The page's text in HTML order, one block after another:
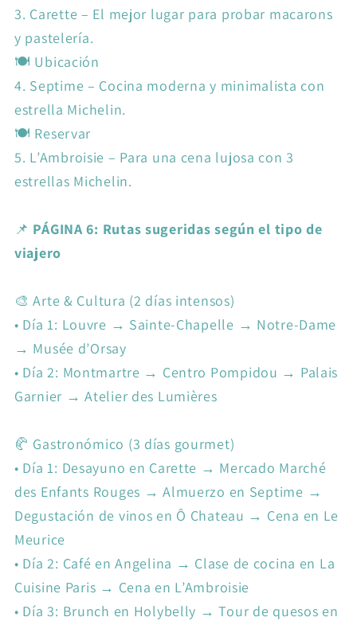
3. Carette – El mejor lugar para probar macarons
y pastelería.
🍽️ Ubicación
4. Septime – Cocina moderna y minimalista con
estrella Michelin.
🍽️ Reservar
5. L’Ambroisie – Para una cena lujosa con 3
estrellas Michelin.
📌 PÁGINA 6: Rutas sugeridas según el tipo de
viajero
🎨 Arte & Cultura (2 días intensos)
• Día 1: Louvre → Sainte-Chapelle → Notre-Dame
→ Musée d’Orsay
• Día 2: Montmartre → Centro Pompidou → Palais
Garnier → Atelier des Lumières
🥐 Gastronómico (3 días gourmet)
• Día 1: Desayuno en Carette → Mercado Marché
des Enfants Rouges → Almuerzo en Septime →
Degustación de vinos en Ô Chateau → Cena en Le
Meurice
• Día 2: Café en Angelina → Clase de cocina en La
Cuisine Paris → Cena en L’Ambroisie
• Día 3: Brunch en Holybelly → Tour de quesos en